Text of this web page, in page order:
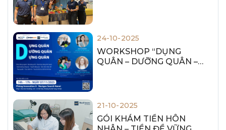
24-10-2025
WORKSHOP “DỤNG
QUÂN – DƯỠNG QUÂN –
21-10-2025
GÓI KHÁM TIỀN HÔN